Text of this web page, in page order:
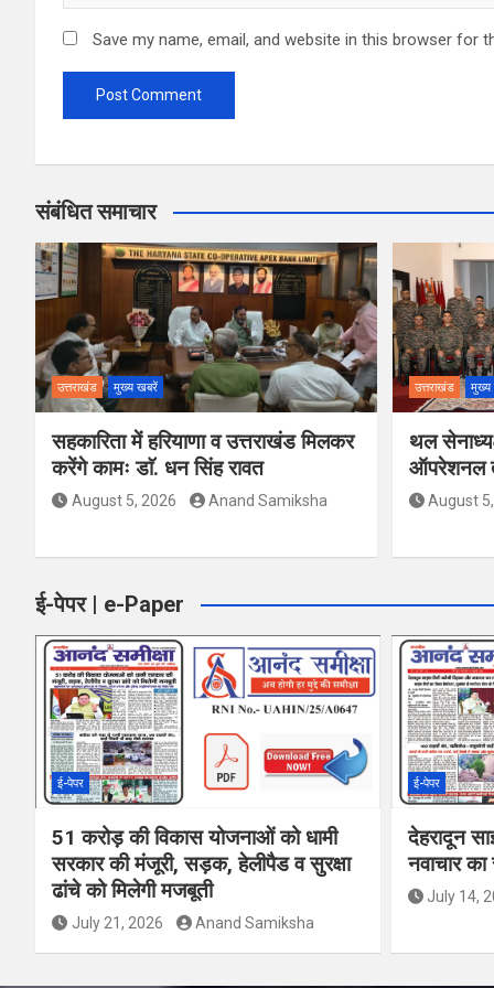
Save my name, email, and website in this browser for
संबंधित समाचार
उत्तराखंड मुख्य खबरें
सहकारिता में हरियाणा व उत्तराखंड मिलकर
करेंगे कामः डाॅ. धन सिंह रावत
August 5, 2026 Anand Samiksha
उत्तराखंड मुख्य
थल
ऑपरेशनल
August
ई-पेपर | e-Paper
ई-पेपर
51 करोड़ की विकास योजनाओं को धामी
सरकार की मंजूरी, सड़क, हेलीपैड व सुरक्षा
ढांचे को मिलेगी मजबूती
July 21, 2026 Anand Samiksha
ई-पेपर
देहरादून
नवाचार का
July 14,